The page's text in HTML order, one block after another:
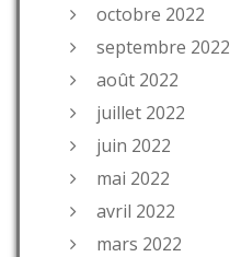
octobre 2022
septembre 2022
août 2022
juillet 2022
juin 2022
mai 2022
avril 2022
mars 2022